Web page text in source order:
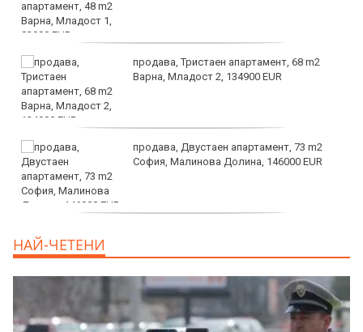
продава, Тристаен апартамент, 68 m2
Варна, Младост 2, 134900 EUR
продава, Двустаен апартамент, 73 m2
София, Малинова Долина, 146000 EUR
НАЙ-ЧЕТЕНИ